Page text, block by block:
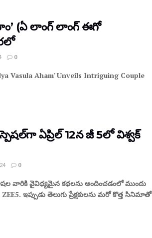
(ఏ లాంగ్ లాంగ్ ఈగో
0
Vasula Aham' Unveils Intriguing Couple
ఏప్రిల్ 12న జీ 5లో విశ్వక్
0
వారికి వైవిధ్యమైన కథలను అందించడంలో ముందు
ఇప్పుడు తెలుగు ప్రేక్షకులను మరో కొత్త సినిమాతో